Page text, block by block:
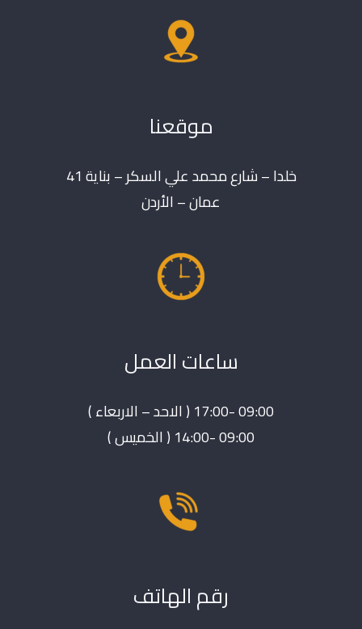
موقعنا
خلدا – شارع محمد علي السكر – بناية 41
عمان – الأردن
ساعات العمل
09:00 -17:00 ( الاحد – الاربعاء )
09:00 -14:00 ( الخميس )
رقم الهاتف